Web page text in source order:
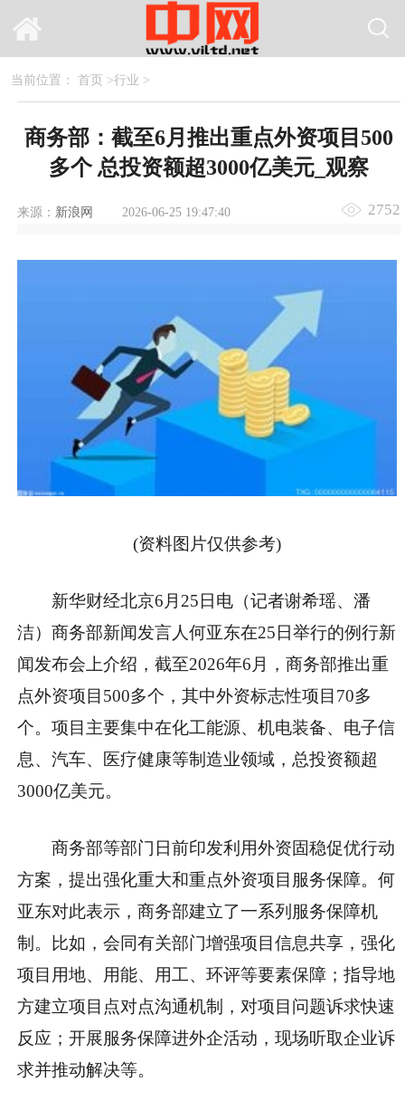
当前位置： 首页 >行业 >
商务部：截至6月推出重点外资项目500
多个 总投资额超3000亿美元_观察
来源： 新浪网 2026-06-25 19:47:40 2752
(资料图片仅供参考)
新华财经北京6月25日电（记者谢希瑶、潘
洁）商务部新闻发言人何亚东在25日举行的例行新
闻发布会上介绍，截至2026年6月，商务部推出重
点外资项目500多个，其中外资标志性项目70多
个。项目主要集中在化工能源、机电装备、电子信
息、汽车、医疗健康等制造业领域，总投资额超
3000亿美元。
商务部等部门日前印发利用外资固稳促优行动
方案，提出强化重大和重点外资项目服务保障。何
亚东对此表示，商务部建立了一系列服务保障机
制。比如，会同有关部门增强项目信息共享，强化
项目用地、用能、用工、环评等要素保障；指导地
方建立项目点对点沟通机制，对项目问题诉求快速
反应；开展服务保障进外企活动，现场听取企业诉
求并推动解决等。